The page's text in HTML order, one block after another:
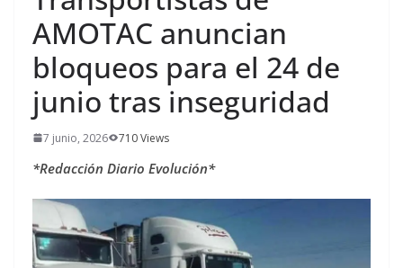
AMOTAC anuncian
bloqueos para el 24 de
junio tras inseguridad
7 junio, 2026 710 Views
*Redacción Diario Evolución*